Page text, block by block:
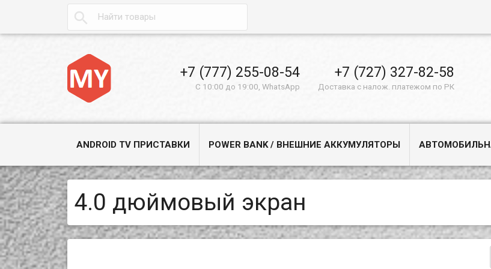

+7 (777) 255-08-54
С 10:00 до 19:00, WhatsApp
+7 (727) 327-82-58
Доставка с налож. платежом по РК
ANDROID TV ПРИСТАВКИ POWER BANK / ВНЕШНИЕ АККУМУЛЯТОРЫ
4.0 дюймовый экран